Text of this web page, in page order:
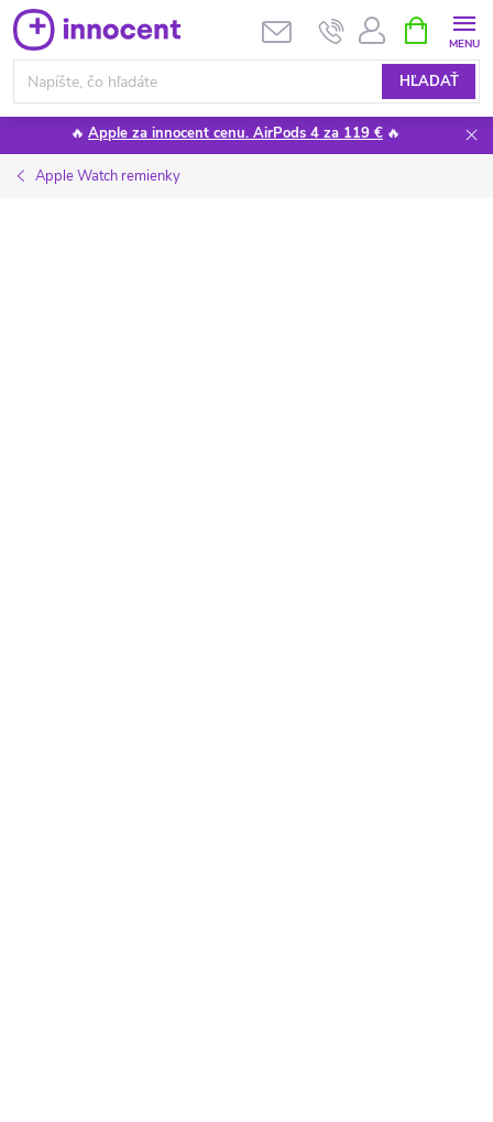
Prejsť
na
obsah
HĽADAŤ
KOŠÍK
🔥 Apple za innocent cenu. AirPods 4 za 119 € 🔥
Apple Watch remienky